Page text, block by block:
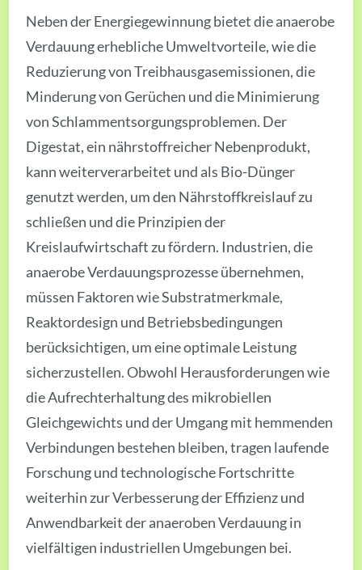
Neben der Energiegewinnung bietet die anaerobe
Verdauung erhebliche Umweltvorteile, wie die
Reduzierung von Treibhausgasemissionen, die
Minderung von Gerüchen und die Minimierung
von Schlammentsorgungsproblemen. Der
Digestat, ein nährstoffreicher Nebenprodukt,
kann weiterverarbeitet und als Bio-Dünger
genutzt werden, um den Nährstoffkreislauf zu
schließen und die Prinzipien der
Kreislaufwirtschaft zu fördern. Industrien, die
anaerobe Verdauungsprozesse übernehmen,
müssen Faktoren wie Substratmerkmale,
Reaktordesign und Betriebsbedingungen
berücksichtigen, um eine optimale Leistung
sicherzustellen. Obwohl Herausforderungen wie
die Aufrechterhaltung des mikrobiellen
Gleichgewichts und der Umgang mit hemmenden
Verbindungen bestehen bleiben, tragen laufende
Forschung und technologische Fortschritte
weiterhin zur Verbesserung der Effizienz und
Anwendbarkeit der anaeroben Verdauung in
vielfältigen industriellen Umgebungen bei.